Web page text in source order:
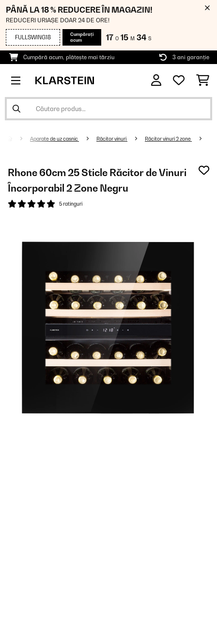
PÂNĂ LA 18 % REDUCERE ÎN MAGAZIN!
REDUCERI URIAȘE DOAR 24 DE ORE!
FULLSWING18
Cumpărați
acum
17 O 15 M 33 S
Cumpără acum, plătește mai târziu 3 ani garanție
Aparate de uz casnic Răcitor vinuri Răcitor vinuri 2 zone
Rhone 60cm 25 Sticle Răcitor de Vinuri
Încorporabil 2 Zone Negru
5 ratinguri